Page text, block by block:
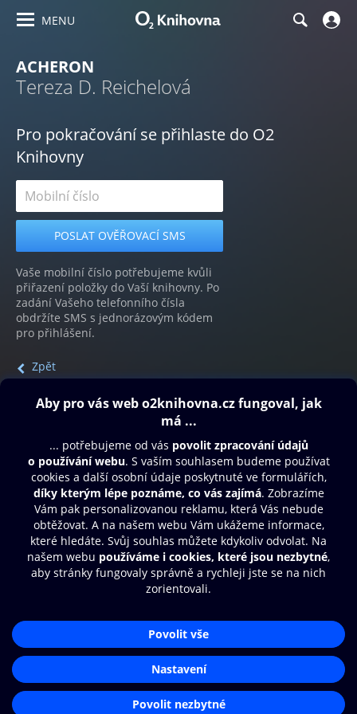
MENU
ACHERON
Tereza D. Reichelová
Pro pokračování se přihlaste do O2
Knihovny
Vaše mobilní číslo potřebujeme kvůli
přiřazení položky do Vaší knihovny. Po
zadání Vašeho telefonního čísla
obdržíte SMS s jednorázovým kódem
pro přihlášení.
Zpět
Obsah ke stažení
Moje O2 Knihovna
Další zábava
© O2 Czech Republic a.s.
Přístupnost
Zásady zpracování osobních údajů
Nastavení cookies
Aplikace O2 Knihovna
Čti a poslouchej své e-knihy a
audioknihy rychleji a pohodlněji.